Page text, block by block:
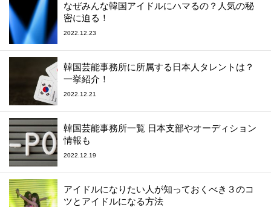
なぜみんな韓国アイドルにハマるの？人気の秘
密に迫る！
2022.12.23
韓国芸能事務所に所属する日本人タレントは？
一挙紹介！
2022.12.21
韓国芸能事務所一覧 日本支部やオーディション
情報も
2022.12.19
アイドルになりたい人が知っておくべき３のコ
ツとアイドルになる方法